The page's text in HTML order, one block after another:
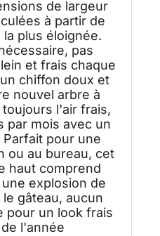
de largeur
à partir de
plus éloignée.
pas
et frais chaque
chiffon doux et
nouvel arbre à
l'air frais,
par mois avec un
pour une
ou au bureau, cet
haut comprend
explosion de
gâteau, aucun
pour un look frais
l'année